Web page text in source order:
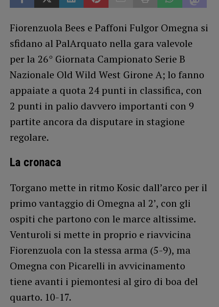
Fiorenzuola Bees e Paffoni Fulgor Omegna si
sfidano al PalArquato nella gara valevole
per la 26° Giornata Campionato Serie B
Nazionale Old Wild West Girone A; lo fanno
appaiate a quota 24 punti in classifica, con
2 punti in palio davvero importanti con 9
partite ancora da disputare in stagione
regolare.
La cronaca
Torgano mette in ritmo Kosic dall’arco per il
primo vantaggio di Omegna al 2’, con gli
ospiti che partono con le marce altissime.
Venturoli si mette in proprio e riavvicina
Fiorenzuola con la stessa arma (5-9), ma
Omegna con Picarelli in avvicinamento
tiene avanti i piemontesi al giro di boa del
quarto. 10-17.